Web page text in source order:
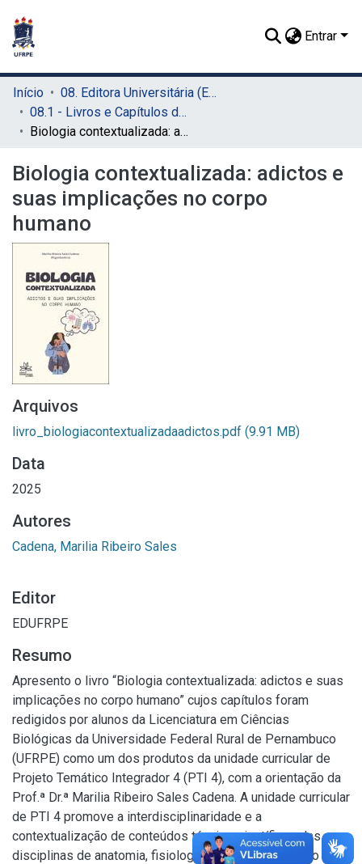
Entrar
Início
08. Editora Universitária (EDUFRPE)
08.1 - Livros e Capítulos de Livros (EDUFRPE)
Biologia contextualizada: adictos e suas implicações no corpo humano
Biologia contextualizada: adictos e
suas implicações no corpo
humano
Arquivos
livro_biologiacontextualizadaadictos.pdf (9.91 MB)
Data
2025
Autores
Cadena, Marilia Ribeiro Sales
Editor
EDUFRPE
Resumo
Apresento o livro “Biologia contextualizada: adictos e suas
implicações no corpo humano” cujos capítulos foram
redigidos por alunos da Licenciatura em Ciências
Biológicas da Universidade Federal Rural de Pernambuco
(UFRPE) como um dos produtos da unidade curricular de
Projeto Temático Integrador 4 (PTI 4), com a orientação da
Prof.ª Dr.ª Marilia Ribeiro Sales Cadena. A unidade curricular
de PTI 4 promove a interdisciplinaridade e a
contextualização de conteúdos técnico-científicos das
disciplinas de anatomia, fisiologia e genética em torno de